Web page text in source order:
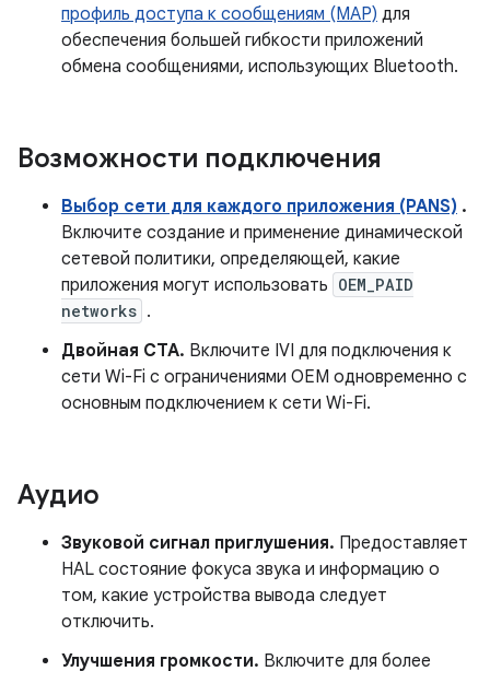
профиль доступа к сообщениям (MAP) для
обеспечения большей гибкости приложений
обмена сообщениями, использующих Bluetooth.
Возможности подключения
Выбор сети для каждого приложения (PANS) .
Включите создание и применение динамической
сетевой политики, определяющей, какие
приложения могут использовать OEM_PAID
networks .
Двойная СТА. Включите IVI для подключения к
сети Wi-Fi с ограничениями OEM одновременно с
основным подключением к сети Wi-Fi.
Аудио
Звуковой сигнал приглушения. Предоставляет
HAL состояние фокуса звука и информацию о
том, какие устройства вывода следует
отключить.
Улучшения громкости. Включите для более